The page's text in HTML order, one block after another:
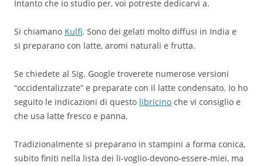
Intanto che io studio per, voi potreste dedicarvi a.
Si chiamano Kulfi. Sono dei gelati molto diffusi in India e
si preparano con latte, aromi naturali e frutta.
Se chiedete al Sig. Google troverete numerose versioni
“occidentalizzate” e preparate con il latte condensato. Io ho
seguito le indicazioni di questo libricino che vi consiglio e
che usa latte fresco e panna.
Tradizionalmente si preparano in stampini a forma conica,
subito finiti nella lista dei li-voglio-devono-essere-miei, ma